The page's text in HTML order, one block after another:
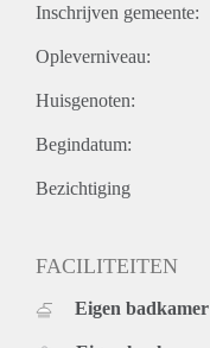
Inschrijven gemeente:
Opleverniveau:
Huisgenoten:
Begindatum:
Bezichtiging
FACILITEITEN
Eigen badkamer